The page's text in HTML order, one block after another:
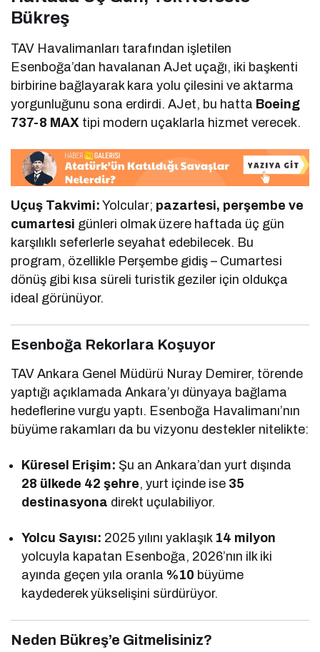
Bükreş
TAV Havalimanları tarafından işletilen
Esenboğa’dan havalanan AJet uçağı, iki başkenti
birbirine bağlayarak kara yolu çilesini ve aktarma
yorgunluğunu sona erdirdi. AJet, bu hatta Boeing
737-8 MAX tipi modern uçaklarla hizmet verecek.
Uçuş Takvimi: Yolcular; pazartesi, perşembe ve
cumartesi günleri olmak üzere haftada üç gün
karşılıklı seferlerle seyahat edebilecek. Bu
program, özellikle Perşembe gidiş – Cumartesi
dönüş gibi kısa süreli turistik geziler için oldukça
ideal görünüyor.
Esenboğa Rekorlara Koşuyor
TAV Ankara Genel Müdürü Nuray Demirer, törende
yaptığı açıklamada Ankara’yı dünyaya bağlama
hedeflerine vurgu yaptı. Esenboğa Havalimanı’nın
büyüme rakamları da bu vizyonu destekler nitelikte:
Küresel Erişim: Şu an Ankara’dan yurt dışında
28 ülkede 42 şehre, yurt içinde ise 35
destinasyona direkt uçulabiliyor.
Yolcu Sayısı: 2025 yılını yaklaşık 14 milyon
yolcuyla kapatan Esenboğa, 2026’nın ilk iki
ayında geçen yıla oranla %10 büyüme
kaydederek yükselişini sürdürüyor.
Neden Bükreş’e Gitmelisiniz?